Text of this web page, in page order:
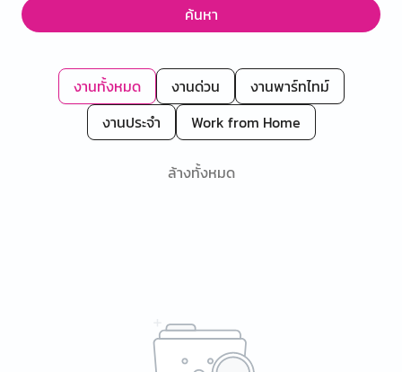
ค้นหา
งานทั้งหมด งานด่วน
งานพาร์ทไทม์
งานประจำ
Work from Home
ล้างทั้งหมด